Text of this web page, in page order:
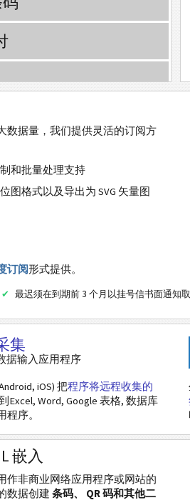
料
搜索
码
数据量，我们提供灵活的订阅方
和批量处理支持
图格式以及导出为 SVG 矢量图
订阅形式提供。
最迟须在到期前 3 个月以挂号信书面通知
集
据输入应用程序
iOS) 把程序将远程收集的
Excel, Word, Google 表格, 数据库
程序。
嵌入
作非商业网络应用程序或网站的
数据创建 条码、 QR 码和其他二